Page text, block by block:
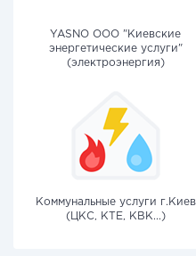
YASNO OOO "Киевские
энергетические услуги"
(электроэнергия)
Коммунальные услуги г.Киев
(ЦКС, КТЕ, КВК...)